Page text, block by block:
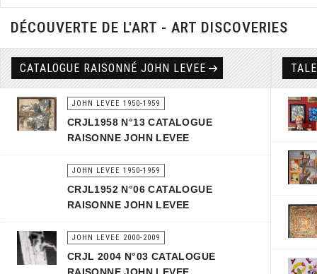
DÉCOUVERTE DE L'ART - ART DISCOVERIES
CATALOGUE RAISONNÉ JOHN LEVEE
JOHN LEVEE 1950-1959
CRJL1958 N°13 CATALOGUE
RAISONNE JOHN LEVEE
JOHN LEVEE 1950-1959
CRJL1952 N°06 CATALOGUE
RAISONNE JOHN LEVEE
JOHN LEVEE 2000-2009
CRJL 2004 N°03 CATALOGUE